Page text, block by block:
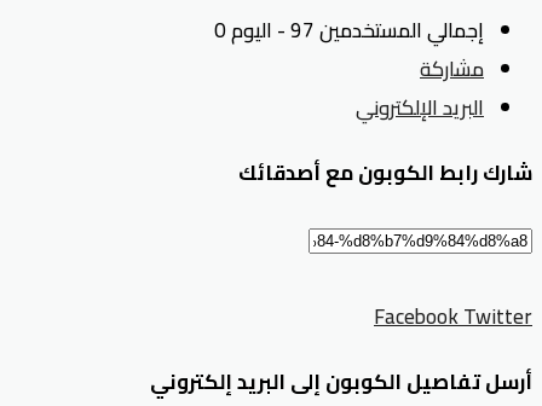
إجمالي المستخدمين 97 - اليوم 0
مشاركة
البريد الإلكتروني
شارك رابط الكوبون مع أصدقائك
FacebookTwitter
أرسل تفاصيل الكوبون إلى البريد إلكتروني